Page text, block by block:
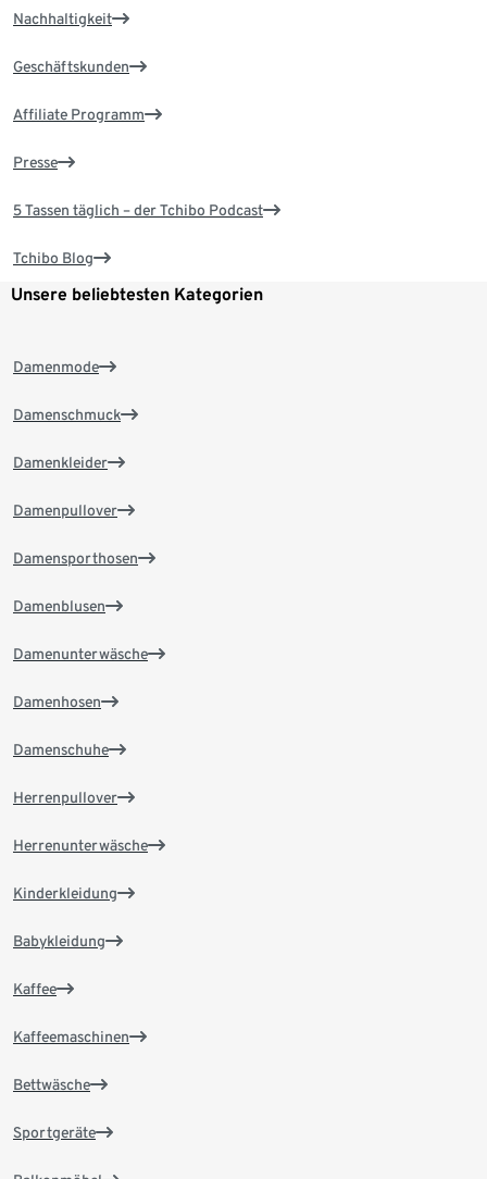
Nachhaltigkeit
Geschäftskunden
Affiliate Programm
Presse
5 Tassen täglich – der Tchibo Podcast
Tchibo Blog
Unsere beliebtesten Kategorien
Damenmode
Damenschmuck
Damenkleider
Damenpullover
Damensporthosen
Damenblusen
Damenunterwäsche
Damenhosen
Damenschuhe
Herrenpullover
Herrenunterwäsche
Kinderkleidung
Babykleidung
Kaffee
Kaffeemaschinen
Bettwäsche
Sportgeräte